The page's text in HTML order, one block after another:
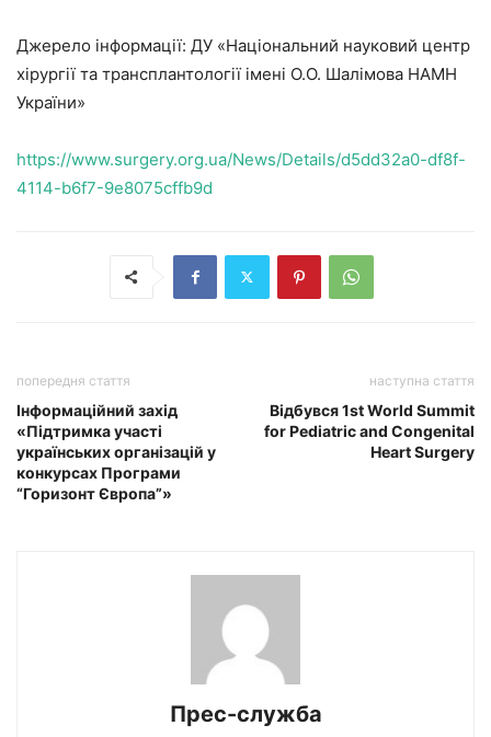
Джерело інформації: ДУ «Національний науковий центр
хірургії та трансплантології імені О.О. Шалімова НАМН
України»
https://www.surgery.org.ua/News/Details/d5dd32a0-df8f-
4114-b6f7-9e8075cffb9d
попередня стаття
Інформаційний захід
«Підтримка участі
українських організацій у
конкурсах Програми
“Горизонт Європа”»
наступна стаття
Відбувся 1st World Summit
for Pediatric and Congenital
Heart Surgery
Прес-служба